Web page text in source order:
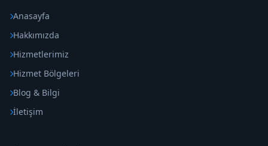
Anasayfa
Hakkımızda
Hizmetlerimiz
Hizmet Bölgeleri
Blog & Bilgi
İletişim